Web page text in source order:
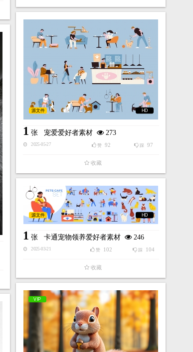
HD
源文件
1 张 宠爱爱好者素材 273
2025-05-27 踩 97
赞 92
收藏
HD
源文件
1 张 卡通宠物领养爱好者素材 246
2025-03-21 踩 104
赞 102
收藏
VIP